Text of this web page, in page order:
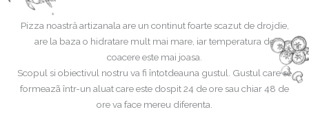
Pizza noastră artizanala are un continut foarte scazut de drojdie,
are la baza o hidratare mult mai mare, iar temperatura de
coacere este mai joasa.
Scopul si obiectivul nostru va fi întotdeauna gustul. Gustul care se
formeazã într-un aluat care este dospit 24 de ore sau chiar 48 de
ore va face mereu diferenta.